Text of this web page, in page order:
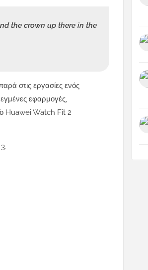
the crown up there in the
στις εργασίες ενός
εφαρμογές,
Huawei Watch Fit 2